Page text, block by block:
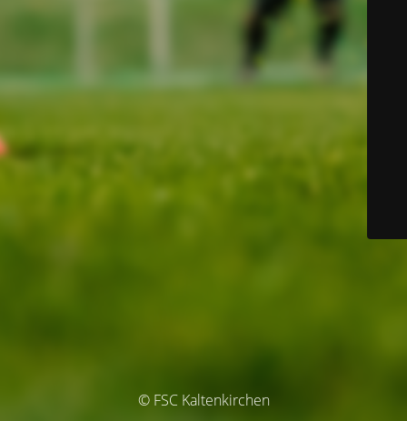
© FSC Kaltenkirchen